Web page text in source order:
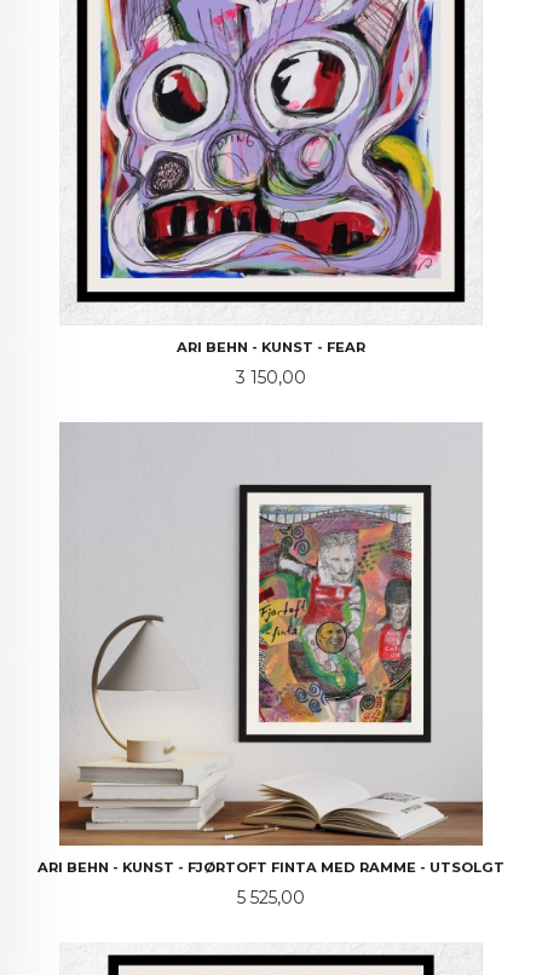
ARI BEHN - KUNST - FEAR
Pris
3 150,00
ARI BEHN - KUNST - FJØRTOFT FINTA MED RAMME - UTSOLGT
Pris
5 525,00